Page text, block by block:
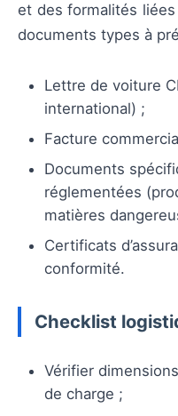
et des formalités
documents types à
Lettre de voiture
international) ;
Facture
Documents
réglementées
matières
Certificats
conformité.
Checklist
Vérifier
de charge ;